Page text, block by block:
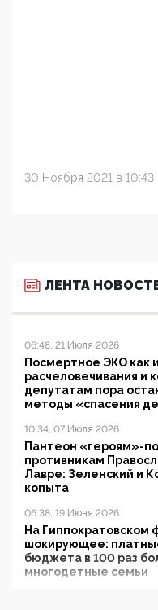
30 Ноября 2021 в 10:43
ЛЕНТА
06:48, 21 Июля 2026
Посмертное ЭКО как
расчеловечивания и
депутатам пора
методы «спасения
10:34, 07 Июля 2026
Пантеон «героям»-
противникам
Лавре: Зеленский и
копыта
06:38, 19 Июня 2026
На Гиппократовском
шокирующее:
бюджета в 100 раз
многодетные семьи